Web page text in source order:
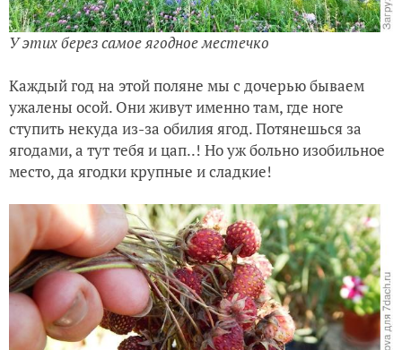
У этих берез самое ягодное местечко
Каждый год на этой поляне мы с дочерью бываем
ужалены осой. Они живут именно там, где ноге
ступить некуда из-за обилия ягод. Потянешься за
ягодами, а тут тебя и цап..! Но уж больно изобильное
место, да ягодки крупные и сладкие!